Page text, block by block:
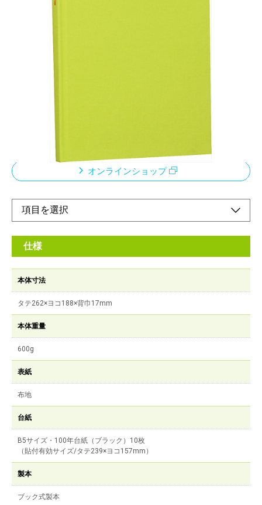
カバンや棚にもスッキリおさまるノートサイズの
スリムなアルバム
メーカー希望小売価格：
+ 税
ルバムをイメージした造語です。飽きのこないシンプルカラーの
のアルバムです。
オンラインショップ
仕様
本体寸法
タテ262×ヨコ188×背巾17mm
本体重量
600g
表紙
布地
台紙
B5サイズ・100年台紙（ブラック）10枚
（貼付有効サイズ/タテ239×ヨコ157mm）
製本
ブック式製本